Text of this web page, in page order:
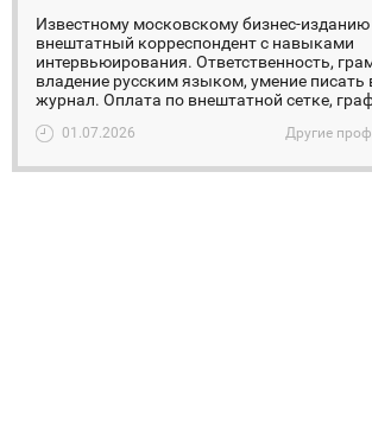
Известному московскому бизнес-изданию
внештатный корреспондент с навыками
интервьюирования. Ответственность,
владение русским языком, умение писать
журнал. Оплата по внештатной сетке,
01.07.2026 Другие